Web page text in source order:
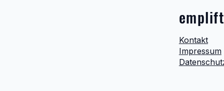
Kontakt
Impressum